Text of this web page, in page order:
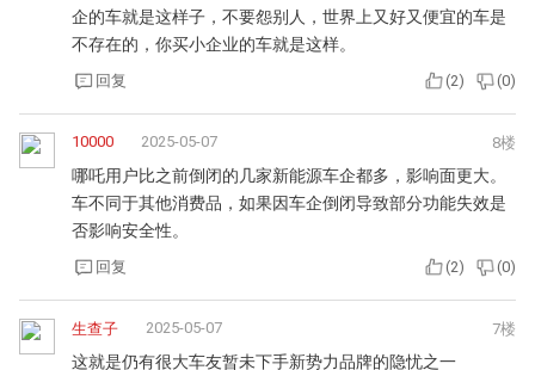
企的车就是这样子，不要怨别人，世界上又好又便宜的车是
不存在的，你买小企业的车就是这样。
回复 (2) (0)
10000 2025-05-07 8楼
哪吒用户比之前倒闭的几家新能源车企都多，影响面更大。
车不同于其他消费品，如果因车企倒闭导致部分功能失效是
否影响安全性。
回复 (2) (0)
生查子 2025-05-07 7楼
这就是仍有很大车友暂未下手新势力品牌的隐忧之一